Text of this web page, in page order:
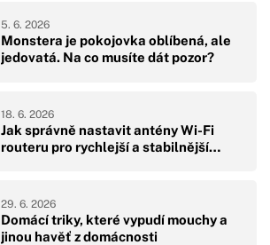
Monstera je pokojovka oblíbená, ale
jedovatá. Na co musíte dát pozor?
5. 6. 2026
Jak správně nastavit antény Wi-Fi
routeru pro rychlejší a stabilnější…
18. 6. 2026
Domácí triky, které vypudí mouchy a
jinou havěť z domácnosti
29. 6. 2026